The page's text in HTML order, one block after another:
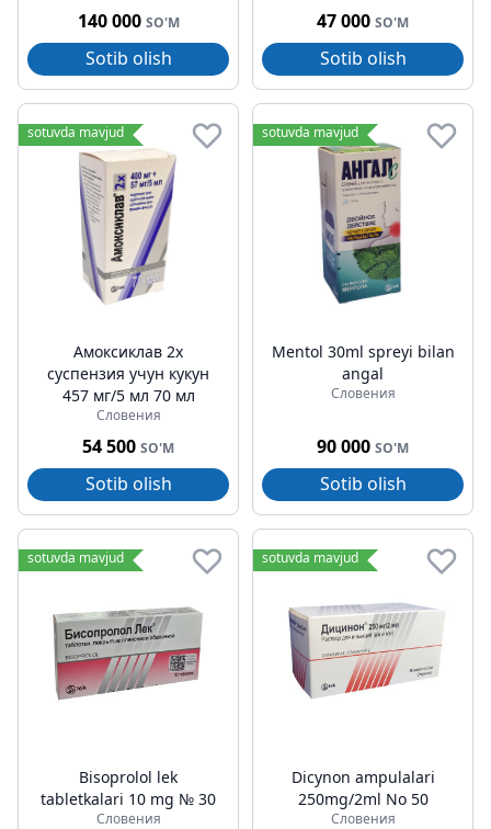
140 000 SO'M
Sotib olish
47 000 SO'M
Sotib olish
sotuvda mavjud
Амоксиклав 2х
суспензия учун кукун
457 мг/5 мл 70 мл
Словения
54 500 SO'M
Sotib olish
sotuvda mavjud
Mentol 30ml spreyi bilan
angal
Словения
90 000 SO'M
Sotib olish
sotuvda mavjud
Bisoprolol lek
tabletkalari 10 mg № 30
Словения
sotuvda mavjud
Dicynon ampulalari
250mg/2ml No 50
Словения